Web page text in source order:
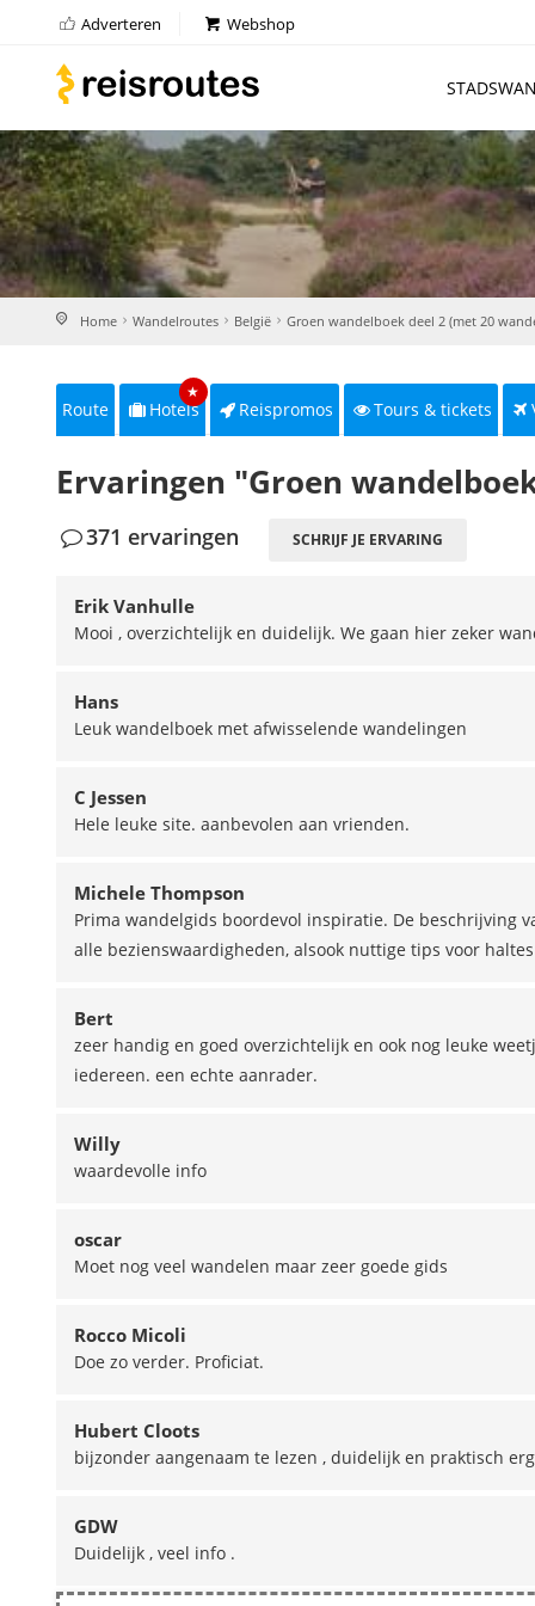
Adverteren Webshop
Home Wandelroutes België Groen wandelboek deel 2 (met 20
Route Hotels
★
Reispromos Tours & tickets
Ervaringen "Groen
371 ervaringen SCHRIJF JE ERVARING
Erik Vanhulle
Mooi , overzichtelijk en duidelijk. We gaan hier zeker
Hans
Leuk wandelboek met afwisselende wandelingen
C Jessen
Hele leuke site. aanbevolen aan vrienden.
Michele Thompson
Prima wandelgids boordevol inspiratie. De beschrijving
alle bezienswaardigheden, alsook nuttige tips voor
Bert
zeer handig en goed overzichtelijk en ook nog leuke
iedereen. een echte aanrader.
Willy
waardevolle info
oscar
Moet nog veel wandelen maar zeer goede gids
Rocco Micoli
Doe zo verder. Proficiat.
Hubert Cloots
bijzonder aangenaam te lezen , duidelijk en praktisch
GDW
Duidelijk , veel info .